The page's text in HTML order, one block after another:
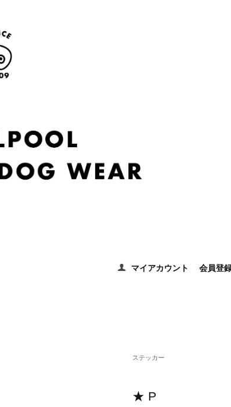
マイアカウント 会員登
ステッカー
★ P